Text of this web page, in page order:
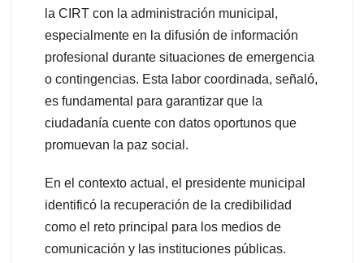
la CIRT con la administración municipal,
especialmente en la difusión de información
profesional durante situaciones de emergencia
o contingencias. Esta labor coordinada, señaló,
es fundamental para garantizar que la
ciudadanía cuente con datos oportunos que
promuevan la paz social.
En el contexto actual, el presidente municipal
identificó la recuperación de la credibilidad
como el reto principal para los medios de
comunicación y las instituciones públicas.